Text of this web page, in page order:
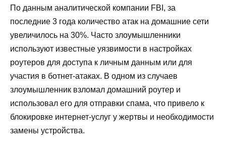
По данным аналитической компании FBI, за
последние 3 года количество атак на домашние сети
увеличилось на 30%. Часто злоумышленники
используют известные уязвимости в настройках
роутеров для доступа к личным данным или для
участия в ботнет-атаках. В одном из случаев
злоумышленник взломал домашний роутер и
использовал его для отправки спама, что привело к
блокировке интернет-услуг у жертвы и необходимости
замены устройства.